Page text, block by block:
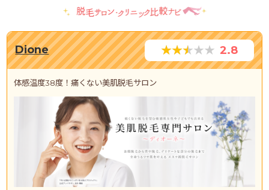
Dione 2.8
体感温度38度！痛くない美肌脱毛サロン